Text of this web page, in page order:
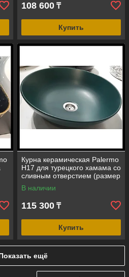
108 600 ₸
Купить
Курна керамическая Palermo
H17 для турецкого хамама со
сливным отверстием (размер
= 400 мм)
В наличии
115 300 ₸
Купить
ещё